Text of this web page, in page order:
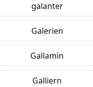
galanter
Galerien
Gallamin
Galliern